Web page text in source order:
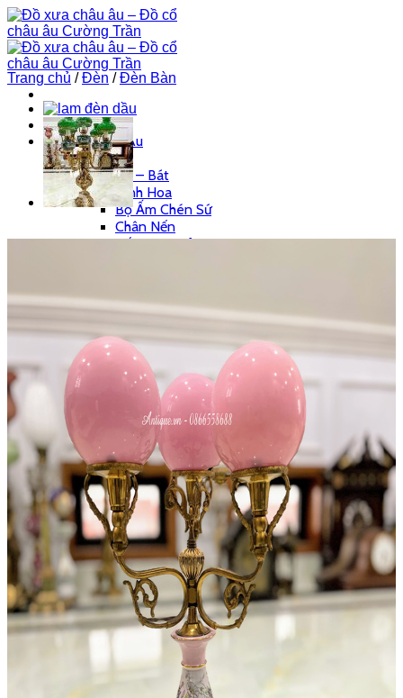
Skip
to
content
Trang Chủ
Đồ Xưa Châu Âu
Gốm Sứ
Âu – Bát
Bình Hoa
Bộ Ấm Chén Sứ
Chân Nến
Cốc – Ly Cafe
Pha Lê
Bộ Ấm Chén
Bộ Ly Pha Lê
Lọ Hoa
Đèn Pha Lê
Đèn Tiffani
Đèn 3 Dây
Đèn Bàn
Đèn Cây
Đèn Chùm
Đèn Dầu
Đèn Tường
Đèn Tượng
Chân Đèn
Lam Đèn Dầu
Đồ Đồng
Ấm Chén – Âu Đồng
Bàn Kệ Đồng
Bình Lọ Đồng
Chân Nến
Hộp Trang Sức
Trang chủ / Đèn / Đèn Bàn